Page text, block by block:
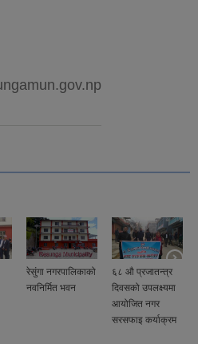
रेसुंगा नगरपालिकाको
नवनिर्मित भवन
६८ औ प्रजातन्त्र
दिवसको उपलक्ष्यमा
आयोजित नगर
सरसफाइ कर्याक्रम